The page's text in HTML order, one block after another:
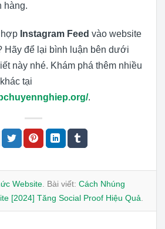
hàng.
hợp Instagram Feed vào website
Hãy để lại bình luận bên dưới
này nhé. Khám phá thêm nhiều
tại
.
Website. Bài viết: Cách Nhúng
[2024] Tăng Social Proof Hiệu Quả.